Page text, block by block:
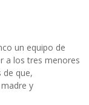
un equipo de
a los tres menores
de que,
y